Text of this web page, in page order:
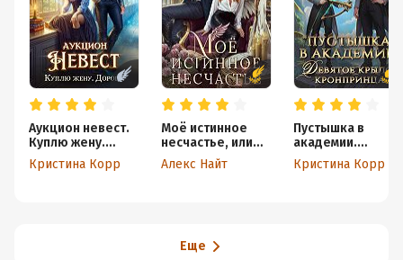
Аукцион невест.
Куплю жену.
Дорого
Кристина Корр
Моё истинное
несчастье, или
Как пережить
приворот и не
Алекс Найт
Пустышка в
академии.
Девятое
«крыло»
Кристина Корр
Еще